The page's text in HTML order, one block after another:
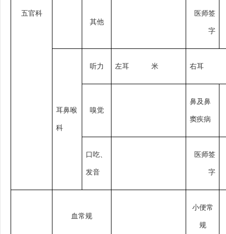
五官科
其他
医师签
字
耳鼻喉
科
听力 左耳 米 右耳
嗅觉
鼻及鼻
窦疾病
口吃、
发音
医师签
字
血常规
小便常
规